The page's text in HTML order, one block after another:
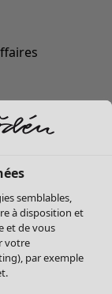
semblables,
à disposition et
et de vous
votre
par exemple